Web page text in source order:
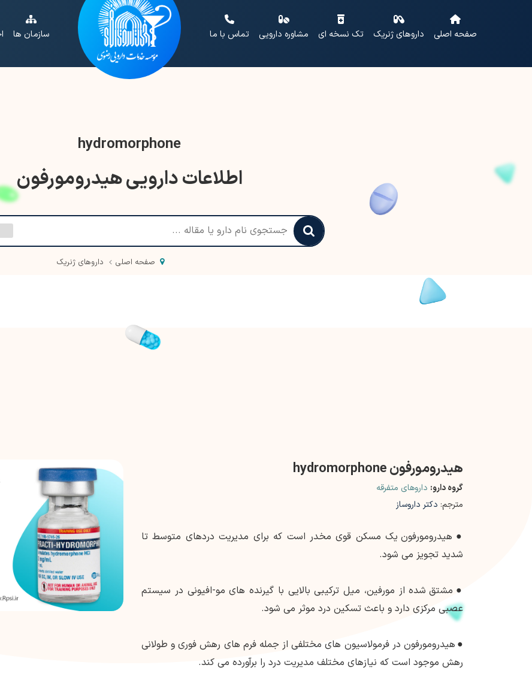
صفحه اصلی داروهای ژنریک تک نسخه ای مشاوره دارویی تماس با ما سازمان ها
hydromorphone
اطلاعات دارویی هیدرومورفون
صفحه اصلی داروهای ژنریک
هیدرومورفون hydromorphone
گروه دارو: داروهای متفرقه
مترجم: دکتر داروساز
● هیدرومورفون یک مسکن قوی مخدر است که برای مدیریت دردهای متوسط تا
شدید تجویز می شود.
● مشتق شده از مورفین، میل ترکیبی بالایی با گیرنده های مو-افیونی در سیستم
عصبی مرکزی دارد و باعث تسکین درد موثر می شود.
● هیدرومورفون در فرمولاسیون های مختلفی از جمله فرم های رهش فوری و طولانی
رهش موجود است که نیازهای مختلف مدیریت درد را برآورده می کند.